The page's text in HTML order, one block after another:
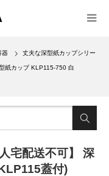
器 丈夫な深型紙カップシリー
紙カップ KLP115-750 白
宅配送不可】 深
蓋付)